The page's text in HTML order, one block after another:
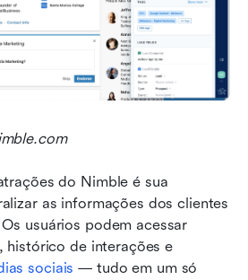
do Nimble é sua
as informações dos clientes
usuários podem acessar
sociais — tudo em um só